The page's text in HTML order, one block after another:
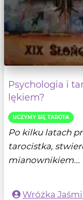
Psychologia i
lękiem?
UCZYMY SIĘ TAROTA
Po kilku latach
tarocistka,
mianownikiem...
Wróżka